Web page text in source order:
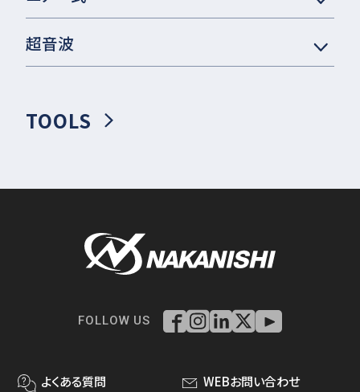
超音波
TOOLS
FOLLOW US
よくある質問 WEBお問い合わせ